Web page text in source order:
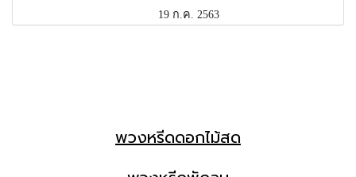
19 ก.ค. 2563
พวงหรีดดอกไม้สด